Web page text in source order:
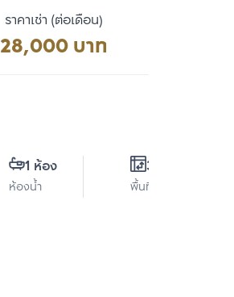
ราคาเช่า (ต่อเดือน)
28,000 บาท
1 ห้อง
ห้องน้ำ
31 ตร.ม.
พื้นที่ใช้สอย